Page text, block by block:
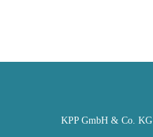
KPP GmbH & Co. KG